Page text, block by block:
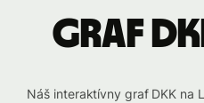
graf
Náš interaktívny graf DKK na